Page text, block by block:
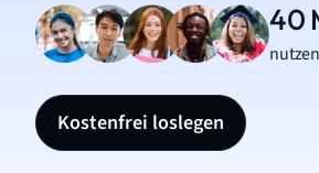
40
Kostenfrei loslegen